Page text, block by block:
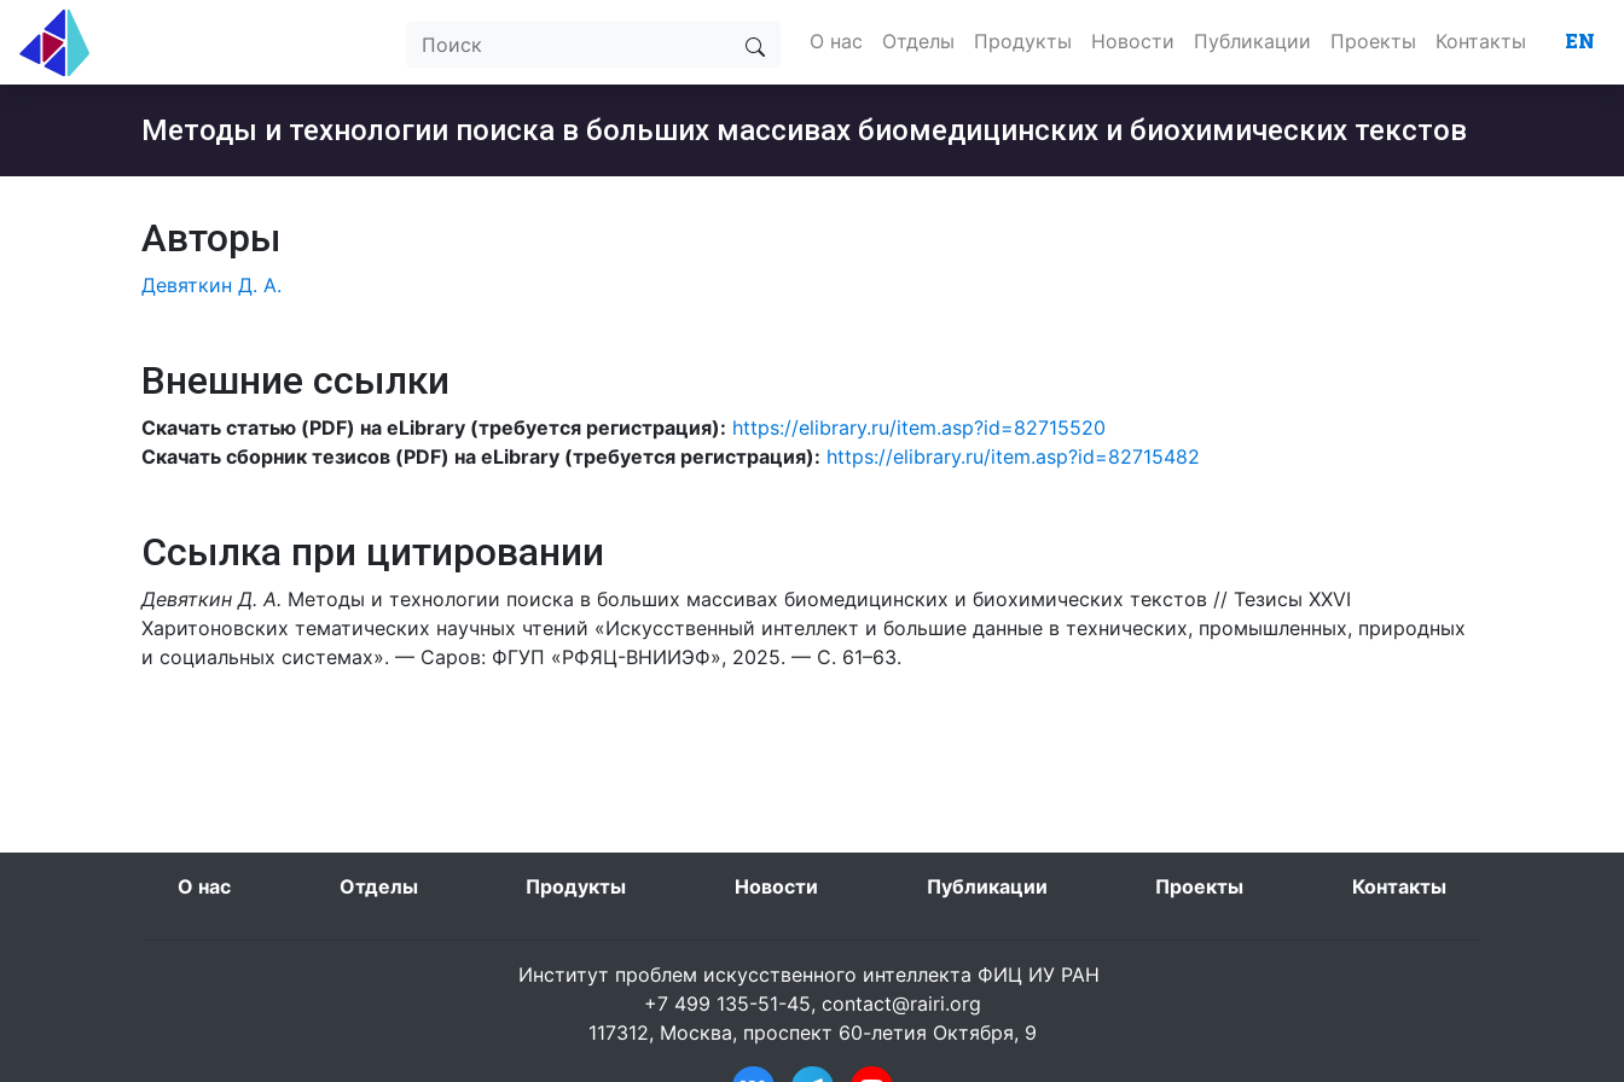
О нас Отделы Продукты Новости Публикации Проекты Контакты EN
Методы и технологии поиска в больших массивах биомедицинских и биохимических текстов
Авторы
Девяткин Д. А.
Внешние ссылки
Скачать статью (PDF) на eLibrary (требуется регистрация): https://elibrary.ru/item.asp?id=82715520
Скачать сборник тезисов (PDF) на eLibrary (требуется регистрация): https://elibrary.ru/item.asp?id=82715482
Ссылка при цитировании
Девяткин Д. А. Методы и технологии поиска в больших массивах биомедицинских и биохимических текстов // Тезисы XXVI
Харитоновских тематических научных чтений «Искусственный интеллект и большие данные в технических, промышленных, природных
и социальных системах». — Саров: ФГУП «РФЯЦ-ВНИИЭФ», 2025. — С. 61–63.
О нас Отделы Продукты Новости Публикации Проекты Контакты
Институт проблем искусственного интеллекта ФИЦ ИУ РАН
+7 499 135-51-45, contact@rairi.org
117312, Москва, проспект 60-летия Октября, 9